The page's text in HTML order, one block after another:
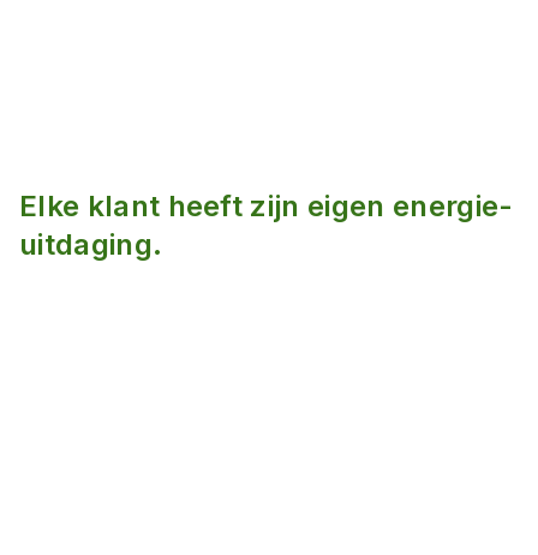
Elke klant heeft zijn eigen energie-
uitdaging.